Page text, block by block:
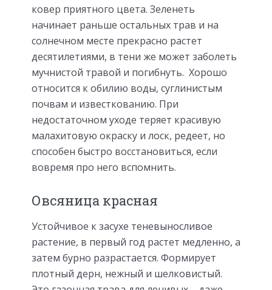
ковер приятного цвета. Зеленеть
начинает раньше остальных трав и на
солнечном месте прекрасно растет
десятилетиями, в тени же может заболеть
мучнистой травой и погибнуть. Хорошо
относится к обилию воды, суглинистым
почвам и известкованию. При
недостаточном уходе теряет красивую
малахитовую окраску и лоск, редеет, но
способен быстро восстановиться, если
вовремя про него вспомнить.
Овсяница красная
Устойчивое к засухе теневыносливое
растение, в первый год растет медленно, а
затем бурно разрастается. Формирует
плотный дерн, нежный и шелковистый.